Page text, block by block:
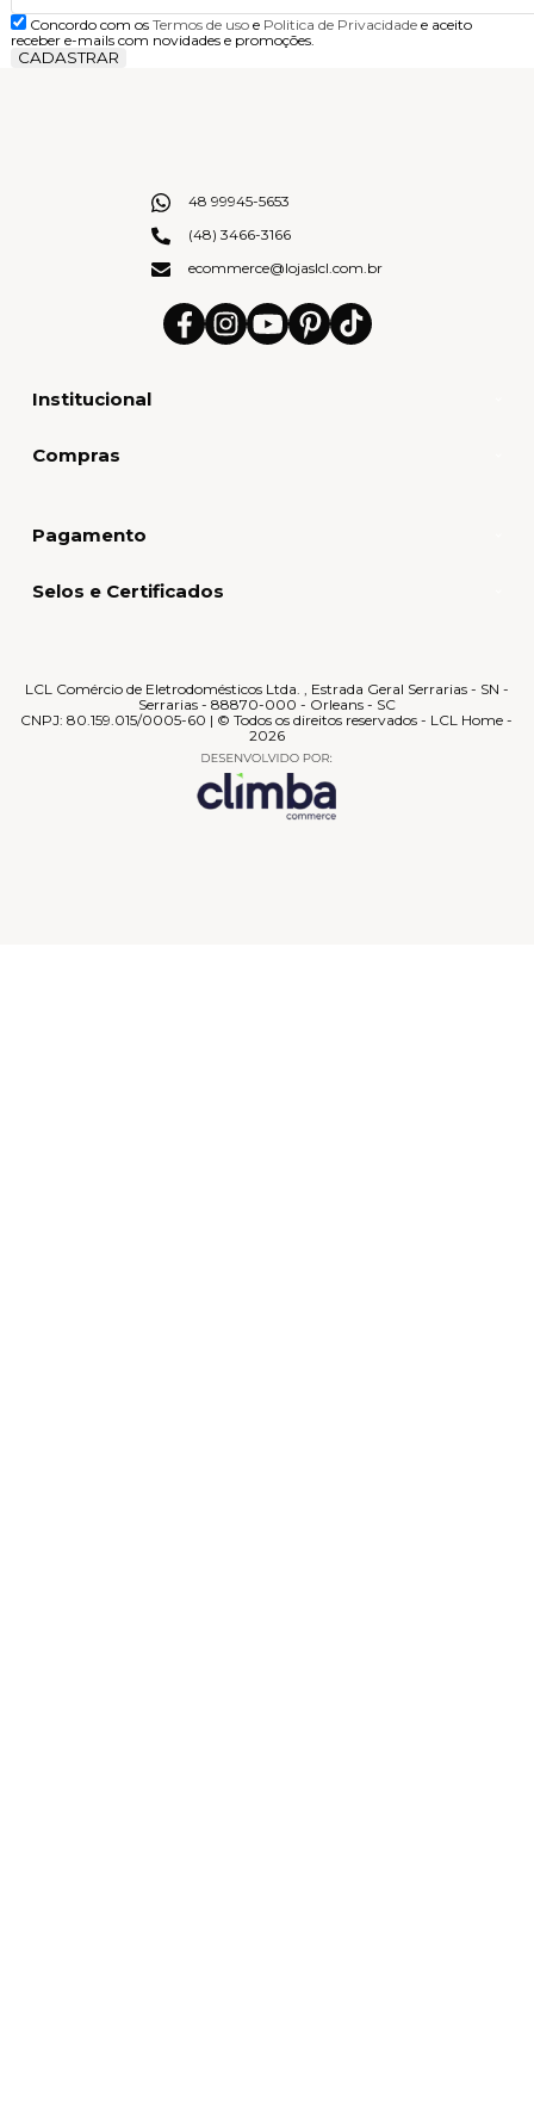
Concordo com os Termos de usoe Politica de Privacidadee aceito
receber e-mails com novidades e promoções.
CADASTRAR
Institucional
Compras
48 99945-5653
(48) 3466-3166
ecommerce@lojaslcl.com.br
Pagamento
Selos e Certificados
LCL Comércio de Eletrodomésticos Ltda. , Estrada Geral Serrarias - SN -
Serrarias - 88870-000 - Orleans - SC
CNPJ: 80.159.015/0005-60 | © Todos os direitos reservados - LCL Home -
2026